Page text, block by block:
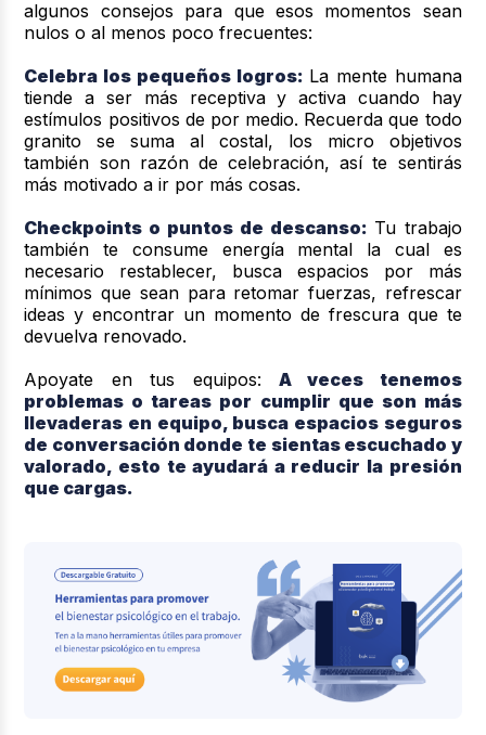
algunos consejos para que esos momentos sean
nulos o al menos poco frecuentes:
Celebra los pequeños logros: La mente humana
tiende a ser más receptiva y activa cuando hay
estímulos positivos de por medio. Recuerda que todo
granito se suma al costal, los micro objetivos
también son razón de celebración, así te sentirás
más motivado a ir por más cosas.
Checkpoints o puntos de descanso: Tu trabajo
también te consume energía mental la cual es
necesario restablecer, busca espacios por más
mínimos que sean para retomar fuerzas, refrescar
ideas y encontrar un momento de frescura que te
devuelva renovado.
Apoyate en tus equipos:
A veces tenemos
problemas o tareas por cumplir que son más
llevaderas en equipo, busca espacios seguros
de conversación donde te sientas escuchado y
valorado, esto te ayudará a reducir la presión
que cargas.